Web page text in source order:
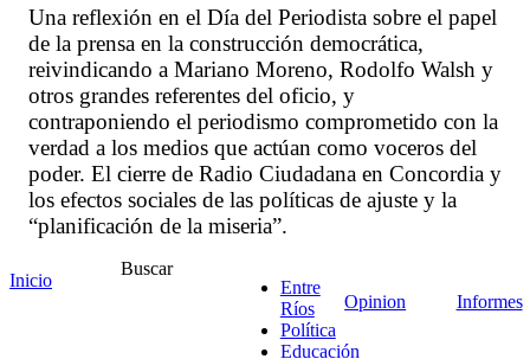
Una reflexión en el Día del Periodista sobre el papel
de la prensa en la construcción democrática,
reivindicando a Mariano Moreno, Rodolfo Walsh y
otros grandes referentes del oficio, y
contraponiendo el periodismo comprometido con la
verdad a los medios que actúan como voceros del
poder. El cierre de Radio Ciudadana en Concordia y
los efectos sociales de las políticas de ajuste y la
“planificación de la miseria”.
Inicio
Buscar
Entre
Ríos
Política
Educación
Opinion Informes